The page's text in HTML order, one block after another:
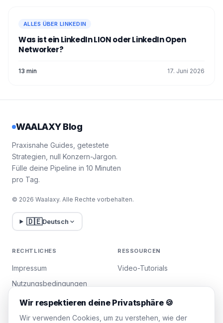
ALLES ÜBER LINKEDIN
Was ist ein LinkedIn LION oder LinkedIn Open
Networker?
13 min 17. Juni 2026
WAALAXY Blog
Praxisnahe Guides, getestete
Strategien, null Konzern-Jargon.
Fülle deine Pipeline in 10 Minuten
pro Tag.
© 2026 Waalaxy. Alle Rechte vorbehalten.
🇩🇪Deutsch
RECHTLICHES
Impressum
Nutzungsbedingungen
Datenschutzrichtlinie
Cookies verwalten
RESSOURCEN
Video-Tutorials
Wir respektieren deine Privatsphäre 🍪
Wir verwenden Cookies, um zu verstehen, wie der